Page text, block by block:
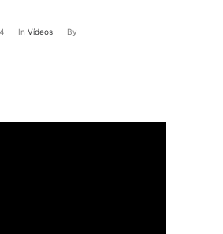
In Vídeos By